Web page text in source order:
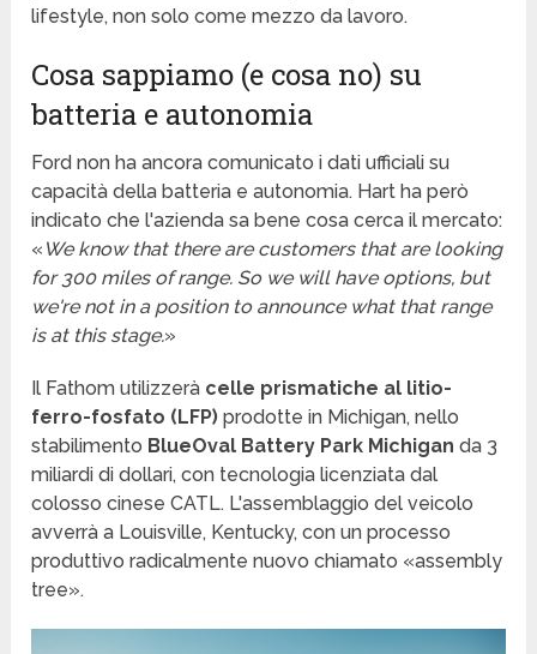
lifestyle, non solo come mezzo da lavoro.
Cosa sappiamo (e cosa no) su
batteria e autonomia
Ford non ha ancora comunicato i dati ufficiali su
capacità della batteria e autonomia. Hart ha però
indicato che l'azienda sa bene cosa cerca il mercato:
« We know that there are customers that are looking
for 300 miles of range. So we will have options, but
we're not in a position to announce what that range
is at this stage.»
Il Fathom utilizzerà celle prismatiche al litio-
ferro-fosfato (LFP) prodotte in Michigan, nello
stabilimento BlueOval Battery Park Michigan da 3
miliardi di dollari, con tecnologia licenziata dal
colosso cinese CATL. L'assemblaggio del veicolo
avverrà a Louisville, Kentucky, con un processo
produttivo radicalmente nuovo chiamato «assembly
tree».